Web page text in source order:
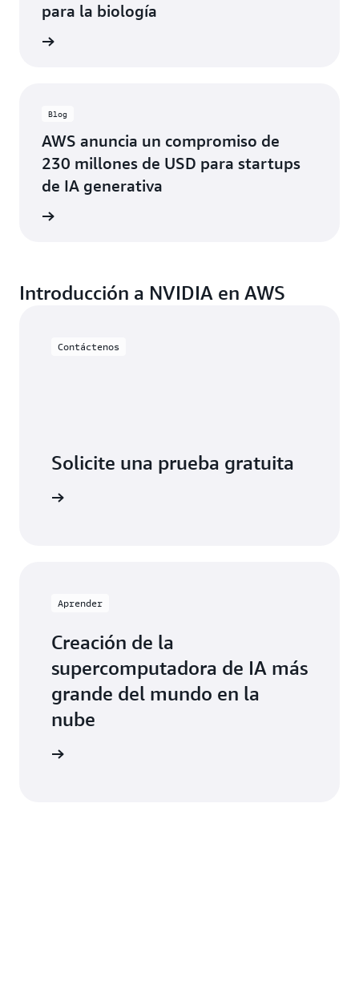
para la biología
Blog
AWS anuncia un compromiso de
230 millones de USD para startups
de IA generativa
Introducción a NVIDIA en AWS
Contáctenos
Solicite una prueba gratuita
Aprender
Creación de la
supercomputadora de IA más
grande del mundo en la
nube